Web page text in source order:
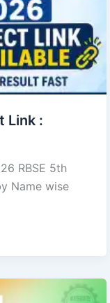
Link :
RBSE 5th
Name wise